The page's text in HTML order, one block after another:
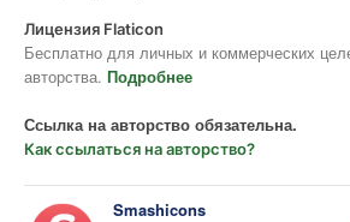
Лицензия Flaticon
Бесплатно для личных и коммерческих
авторства. Подробнее
Ссылка на авторство обязательна.
Как ссылаться на авторство?
Smashicons